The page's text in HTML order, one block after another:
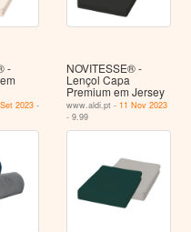
-
2023-
NOVITESSE® -
Lençol Capa
Premium em Jersey
www.aldi.pt - 11 Nov 2023
- 9.99